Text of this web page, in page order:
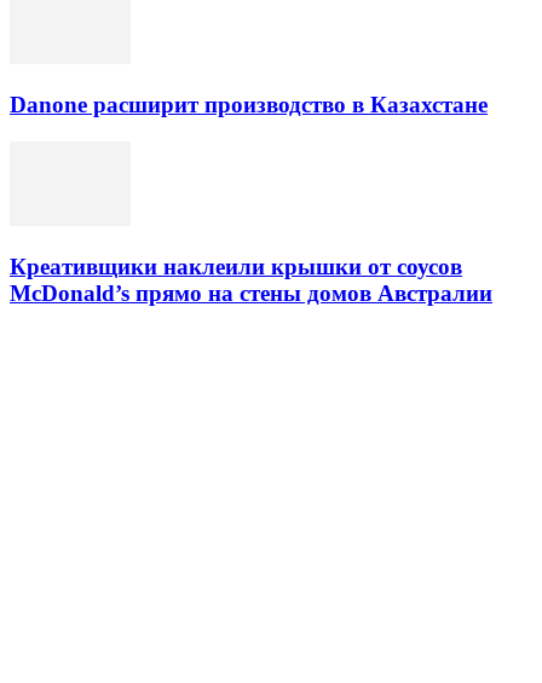
Danone расширит производство в Казахстане
Креативщики наклеили крышки от соусов
McDonald’s прямо на стены домов Австралии